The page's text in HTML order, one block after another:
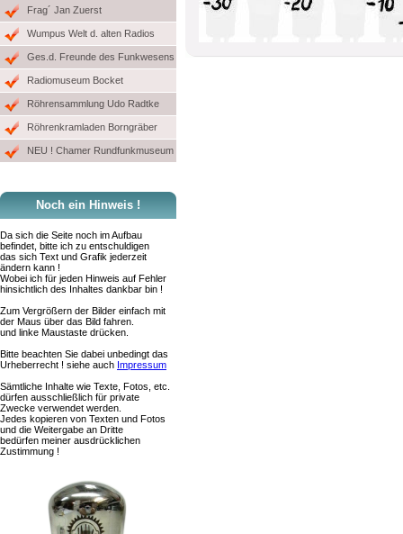
Frag´ Jan Zuerst
Wumpus Welt d. alten Radios
Ges.d. Freunde des Funkwesens
Radiomuseum Bocket
Röhrensammlung Udo Radtke
Röhrenkramladen Borngräber
NEU ! Chamer Rundfunkmuseum
Noch ein Hinweis !
Da sich die Seite noch im Aufbau
befindet, bitte ich zu entschuldigen
das sich Text und Grafik jederzeit
ändern kann !
Wobei ich für jeden Hinweis auf Fehler
hinsichtlich des Inhaltes dankbar bin !
Zum Vergrößern der Bilder einfach mit
der Maus über das Bild fahren.
und linke Maustaste drücken.
Bitte beachten Sie dabei unbedingt das
Urheberrecht ! siehe auch Impressum
Sämtliche Inhalte wie Texte, Fotos, etc.
dürfen ausschließlich für private
Zwecke verwendet werden.
Jedes kopieren von Texten und Fotos
und die Weitergabe an Dritte
bedürfen meiner ausdrücklichen
Zustimmung !